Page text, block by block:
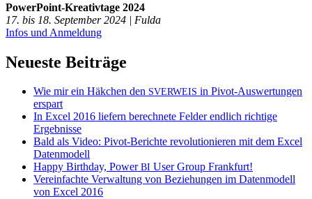
PowerPoint-Kreativtage 2024
17. bis 18. September 2024 | Fulda
Infos und Anmeldung
Neueste Beiträge
Wie mir ein Häkchen den SVERWEIS in Pivot-Auswertungen
erspart
In Excel 2016 liefern berechnete Felder endlich richtige
Ergebnisse
Bald als Video: Pivot-Berichte revolutionieren mit dem Excel
Datenmodell
Happy Birthday, PowerBI User Group Frankfurt!
Vereinfachte Verwaltung von Beziehungen im Datenmodell
von Excel 2016